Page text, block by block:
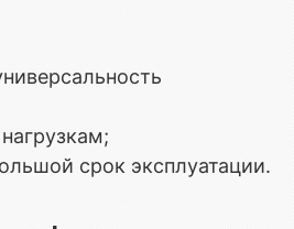
срок эксплуатации.